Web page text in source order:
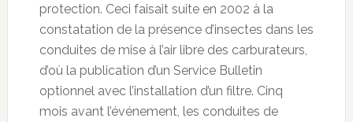
protection. Ceci faisait suite en 2002 à la
constatation de la présence d’insectes dans les
conduites de mise à l’air libre des carburateurs,
d’où la publication d’un Service Bulletin
optionnel avec l’installation d’un filtre. Cinq
mois avant l’événement, les conduites de